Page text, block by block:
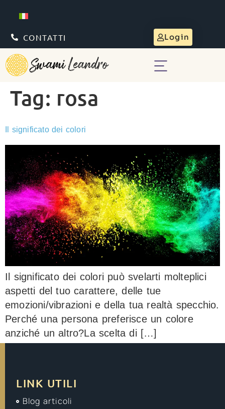
CONTATTI Login
Tag: rosa
Il significato dei colori
Il significato dei colori può svelarti molteplici
aspetti del tuo carattere, delle tue
emozioni/vibrazioni e della tua realtà specchio.
Perché una persona preferisce un colore
anziché un altro?La scelta di […]
LINK UTILI
Blog articoli